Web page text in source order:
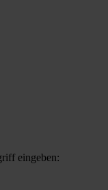
eingeben: